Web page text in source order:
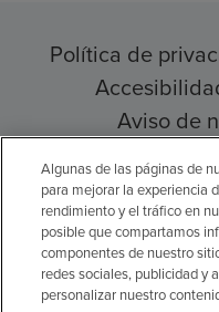
Política de
Aviso de
© 2026
Algunas de las páginas de
para mejorar la experiencia
rendimiento y el tráfico en
posible que compartamos
componentes de nuestro
redes sociales, publicidad y
personalizar nuestro